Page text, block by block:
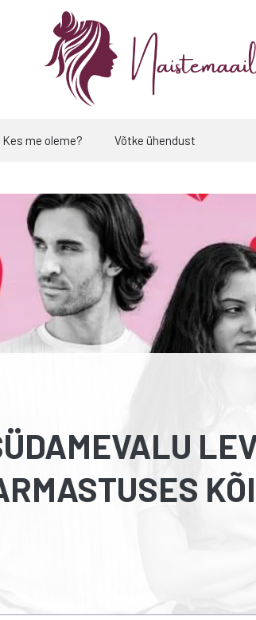
Kes me oleme? Võtke ühendust